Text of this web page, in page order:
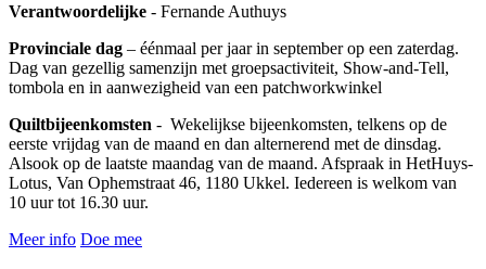
Verantwoordelijke - Fernande Authuys
Provinciale dag – éénmaal per jaar in september op een zaterdag.
Dag van gezellig samenzijn met groepsactiviteit, Show-and-Tell,
tombola en in aanwezigheid van een patchworkwinkel
Quiltbijeenkomsten - Wekelijkse bijeenkomsten, telkens op de
eerste vrijdag van de maand en dan alternerend met de dinsdag.
Alsook op de laatste maandag van de maand. Afspraak in HetHuys-
Lotus, Van Ophemstraat 46, 1180 Ukkel. Iedereen is welkom van
10 uur tot 16.30 uur.
Meer info Doe mee